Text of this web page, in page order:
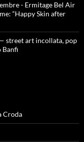
- Ermitage Bel Air
“Happy Skin after
street art incollata, pop
Banfi
Croda